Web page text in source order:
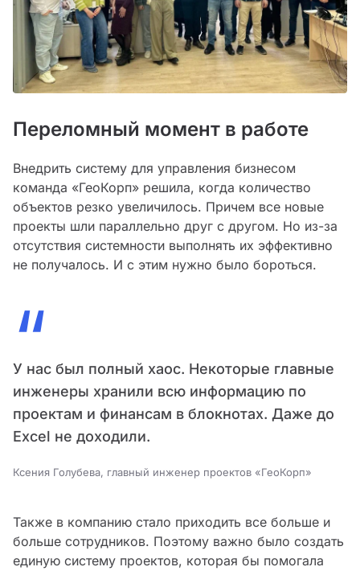
Переломный момент в работе
Внедрить систему для управления бизнесом
команда «ГеоКорп» решила, когда количество
объектов резко увеличилось. Причем все новые
проекты шли параллельно друг с другом. Но из-за
отсутствия системности выполнять их эффективно
не получалось. И с этим нужно было бороться.
“
У нас был полный хаос. Некоторые главные
инженеры хранили всю информацию по
проектам и финансам в блокнотах. Даже до
Excel не доходили.
Ксения Голубева, главный инженер проектов «ГеоКорп»
Также в компанию стало приходить все больше и
больше сотрудников. Поэтому важно было создать
единую систему проектов, которая бы помогала